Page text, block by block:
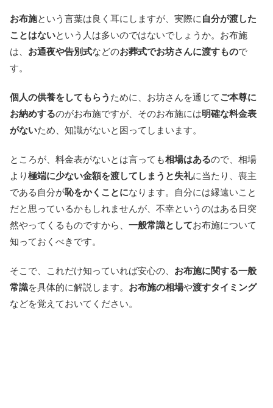
お布施という言葉は良く耳にしますが、実際に 自分が渡した
ことはないという人は多いのではないでしょうか。お布施
は、 お通夜や告別式などのお葬式でお坊さんに渡すもので
す。
個人の供養をしてもらう ために、お坊さんを通じてご本尊に
お納めするのがお布施ですが、そのお布施には明確な料金表
がないため、知識がないと困ってしまいます。
ところが、料金表がないとは言っても相場はあるので、相場
より極端に少ない金額を渡してしまうと失礼に当たり、喪主
である自分が恥をかくことになります。自分には縁遠いこと
だと思っているかもしれませんが、不幸というのはある日突
然やってくるものですから、 一般常識としてお布施について
知っておくべきです。
そこで、これだけ知っていれば安心の、 お布施に関する一般
常識を具体的に解説します。 お布施の相場や渡すタイミング
などを覚えておいてください。